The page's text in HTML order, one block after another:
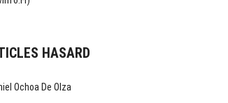
HASARD
Ochoa De Olza